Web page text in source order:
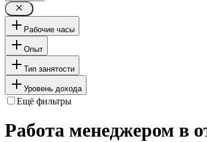
Рабочие часы
Опыт
Тип занятости
Уровень дохода
Ещё фильтры
Работа менеджером в